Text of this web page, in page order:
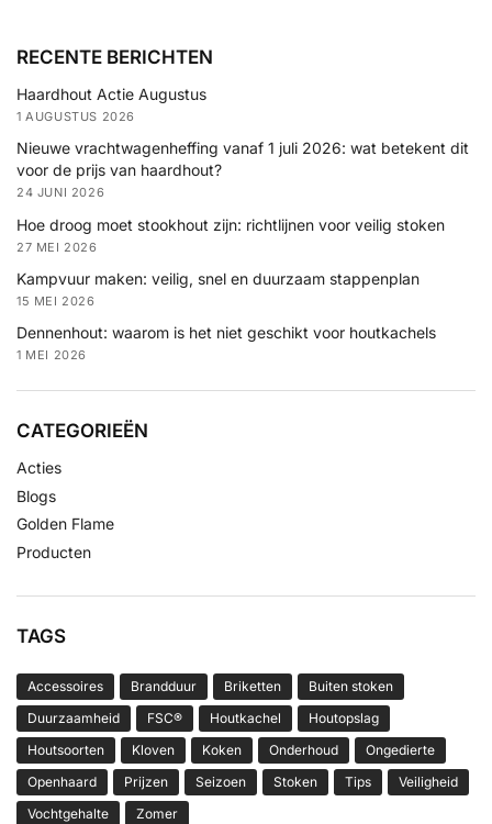
RECENTE BERICHTEN
Haardhout Actie Augustus
1 AUGUSTUS 2026
Nieuwe vrachtwagenheffing vanaf 1 juli 2026: wat betekent dit
voor de prijs van haardhout?
24 JUNI 2026
Hoe droog moet stookhout zijn: richtlijnen voor veilig stoken
27 MEI 2026
Kampvuur maken: veilig, snel en duurzaam stappenplan
15 MEI 2026
Dennenhout: waarom is het niet geschikt voor houtkachels
1 MEI 2026
CATEGORIEËN
Acties
Blogs
Golden Flame
Producten
TAGS
Accessoires Brandduur Briketten
Buiten stoken
Duurzaamheid
FSC® Houtkachel
Houtopslag
Houtsoorten
Kloven Koken Onderhoud
Ongedierte
Openhaard
Prijzen Seizoen Stoken Tips
Veiligheid
Vochtgehalte
Zomer